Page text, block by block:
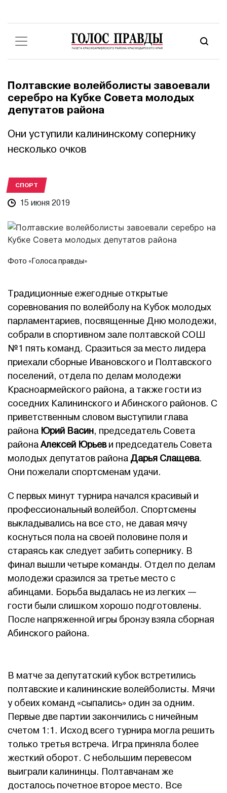
Полтавские волейболисты завоевали
серебро на Кубке Совета молодых
депутатов района
Они уступили калининскому сопернику
несколько очков
СПОРТ
15 июня 2019
Фото «Голоса правды»
Традиционные ежегодные открытые
соревнования по волейболу на Кубок молодых
парламентариев, посвященные Дню молодежи,
собрали в спортивном зале полтавской СОШ
№1 пять команд. Сразиться за место лидера
приехали сборные Ивановского и Полтавского
поселений, отдела по делам молодежи
Красноармейского района, а также гости из
соседних Калининского и Абинского районов. С
приветственным словом выступили глава
района Юрий Васин, председатель Совета
районаАлексей Юрьеви председатель Совета
молодых депутатов района Дарья Слащева.
Они пожелали спортсменам удачи.
С первых минут турнира начался красивый и
профессиональный волейбол. Спортсмены
выкладывались на все сто, не давая мячу
коснуться пола на своей половине поля и
стараясь как следует забить сопернику. В
финал вышли четыре команды. Отдел по делам
молодежи сразился за третье место с
абинцами. Борьба выдалась не из легких —
гости были слишком хорошо подготовлены.
После напряженной игры бронзу взяла сборная
Абинского района.
В матче за депутатский кубок встретились
полтавские и калининские волейболисты. Мячи
у обеих команд «сыпались» один за одним.
Первые две партии закончились с ничейным
счетом 1:1. Исход всего турнира могла решить
только третья встреча. Игра приняла более
жесткий оборот. С небольшим перевесом
выиграли калининцы. Полтавчанам же
досталось почетное второе место. Все